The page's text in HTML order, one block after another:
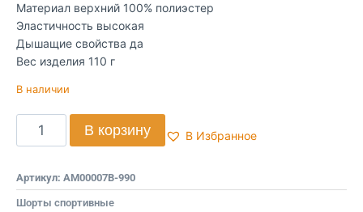
Материал верхний 100% полиэстер
Эластичность высокая
Дышащие свойства да
Вес изделия 110 г
В наличии
В корзину В Избранное
Артикул: AM00007B-990
Шорты спортивные